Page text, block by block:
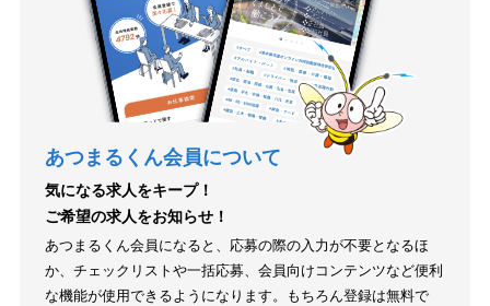
あつまるくん会員について
気になる求人をキープ！
ご希望の求人をお知らせ！
あつまるくん会員になると、応募の際の入力が不要となるほ
か、チェックリストや一括応募、会員向けコンテンツなど便利
な機能が使用できるようになります。もちろん登録は無料で